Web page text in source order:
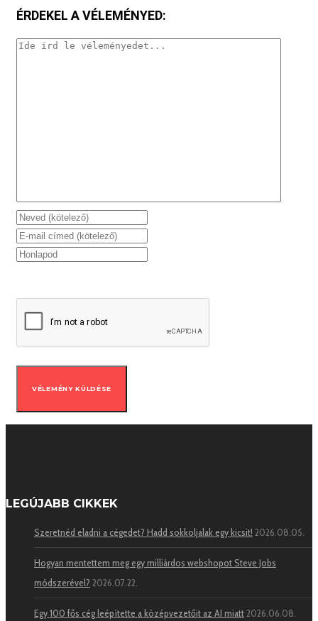
ÉRDEKEL A VÉLEMÉNYED:
LEGÚJABB CIKKEK
Szeretnéd eladni a cégedet? Hadd sokkoljalak egy kicsit! 2026.08.05.
Hogyan mentettem meg egy milliárdos webshopot Steve Jobs
módszerével? 2026.07.22.
Egy 100 fős cég leépítette a középvezetőit az AI miatt2026.06.08.